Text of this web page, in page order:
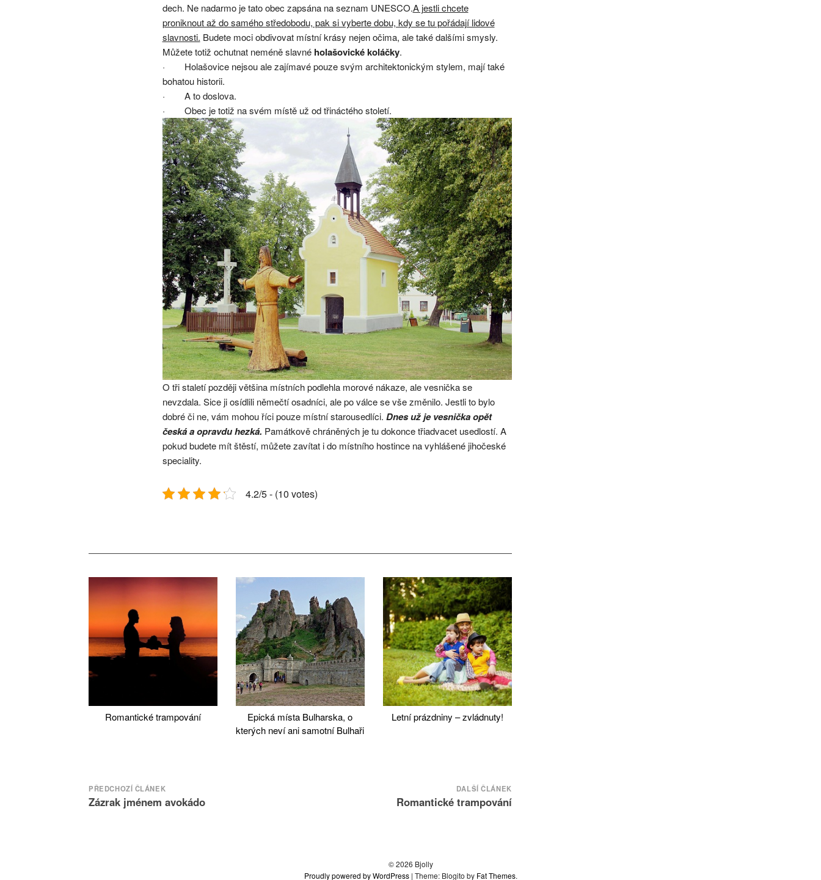
dech. Ne nadarmo je tato obec zapsána na seznam UNESCO.A jestli chcete
proniknout až do samého středobodu, pak si vyberte dobu, kdy se tu pořádají lidové
slavnosti. Budete moci obdivovat místní krásy nejen očima, ale také dalšími smysly.
Můžete totiž ochutnat neméně slavné holašovické koláčky.
· Holašovice nejsou ale zajímavé pouze svým architektonickým stylem, mají také
bohatou historii.
· A to doslova.
· Obec je totiž na svém místě už od třináctého století.
O tři staletí později většina místních podlehla morové nákaze, ale vesnička se
nevzdala. Sice ji osídlili němečtí osadníci, ale po válce se vše změnilo. Jestli to bylo
dobré či ne, vám mohou říci pouze místní starousedlíci. Dnes už je vesnička opět
česká a opravdu hezká. Památkově chráněných je tu dokonce třiadvacet usedlostí. A
pokud budete mít štěstí, můžete zavítat i do místního hostince na vyhlášené jihočeské
speciality.
4.2/5 - (10 votes)
Romantické trampování
Epická místa Bulharska, o
kterých neví ani samotní Bulhaři
Letní prázdniny – zvládnuty!
Navigace
PŘEDCHOZÍ ČLÁNEK
Zázrak jménem avokádo
DALŠÍ ČLÁNEK
Romantické trampování
© 2026 Bjolly
Proudly powered by WordPress| Theme: Blogito by Fat Themes.